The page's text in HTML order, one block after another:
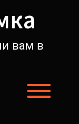
вам в